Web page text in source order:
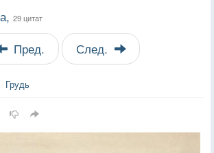
29 цитат
Пред. След.
Грудь